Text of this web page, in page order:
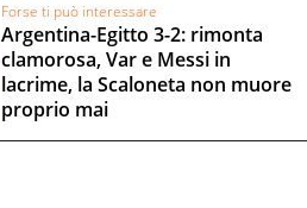
Forse ti può interessare
Argentina-Egitto 3-2: rimonta
clamorosa, Var e Messi in
lacrime, la Scaloneta non muore
proprio mai